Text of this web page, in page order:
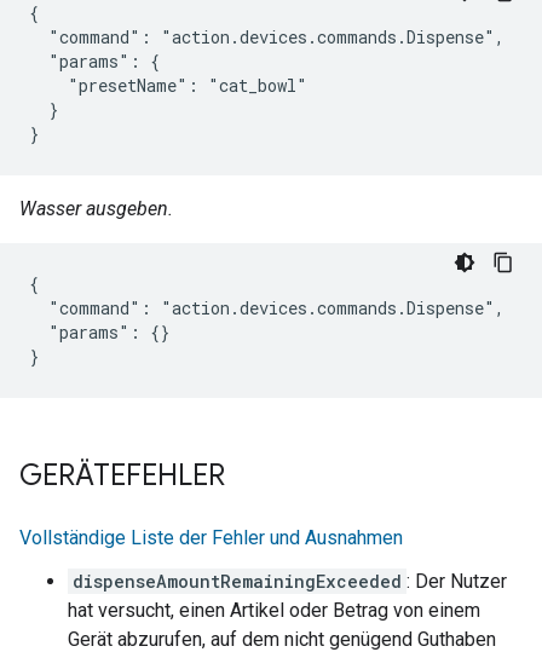
{
  "command": "action.devices.commands.Dispense",
  "params": {
    "presetName": "cat_bowl"
  }
}
Wasser ausgeben.
{
  "command": "action.devices.commands.Dispense",
  "params": {}
}
GERÄTEFEHLER
Vollständige Liste der Fehler und Ausnahmen
dispenseAmountRemainingExceeded : Der Nutzer
hat versucht, einen Artikel oder Betrag von einem
Gerät abzurufen, auf dem nicht genügend Guthaben